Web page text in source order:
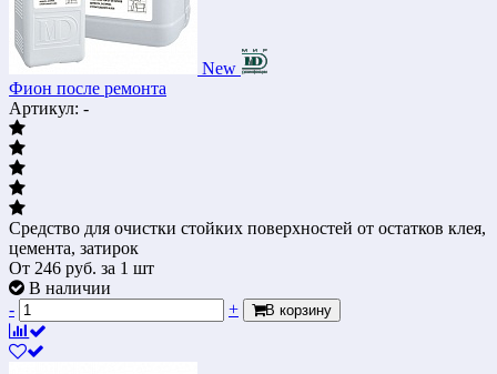
New
Фион после ремонта
Артикул: -
Средство для очистки стойких поверхностей от остатков клея,
цемента, затирок
От 246 руб. за 1 шт
В наличии
-
+ В корзину